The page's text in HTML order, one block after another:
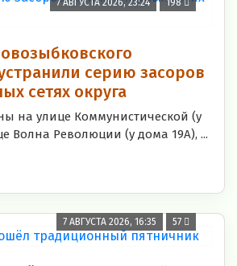
серию засоров
сетях округа
на улице Коммунистической (у
Волна Революции (у дома 19А), ...
7 АВГУСТА 2026, 16:35 57